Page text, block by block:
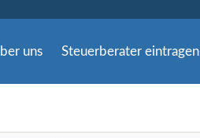
uns Steuerberater eintragen